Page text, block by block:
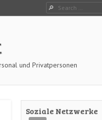
Search
und Privatpersonen
Soziale Netzwerke